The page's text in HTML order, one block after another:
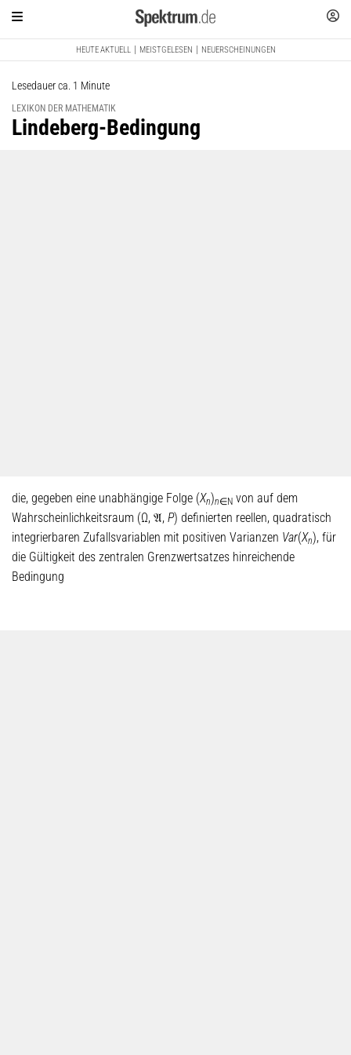
HEUTE AKTUELL MEISTGELESEN NEUERSCHEINUNGEN
Lesedauer ca. 1 Minute
LEXIKON DER MATHEMATIK
:
Lindeberg-Bedingung
die, gegeben eine unabhängige Folge (Xn)n∈N von auf dem
Wahrscheinlichkeitsraum (Ω, 𝔄, P) definierten reellen, quadratisch
integrierbaren Zufallsvariablen mit positiven Varianzen Var(Xn), für
die Gültigkeit des zentralen Grenzwertsatzes hinreichende
Bedingung